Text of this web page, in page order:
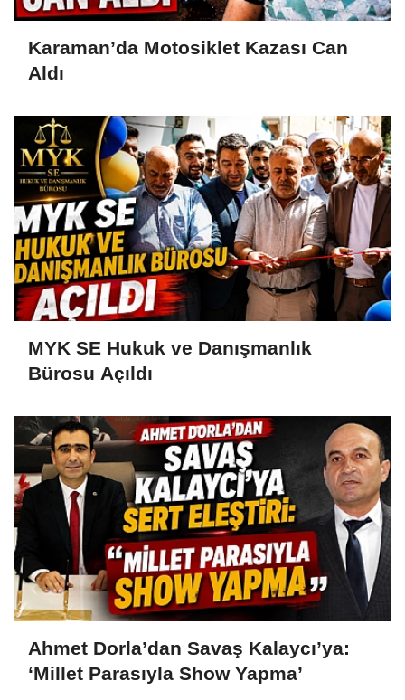
Karaman’da Motosiklet Kazası Can
Aldı
MYK SE Hukuk ve Danışmanlık
Bürosu Açıldı
Ahmet Dorla’dan Savaş Kalaycı’ya:
‘Millet Parasıyla Show Yapma’